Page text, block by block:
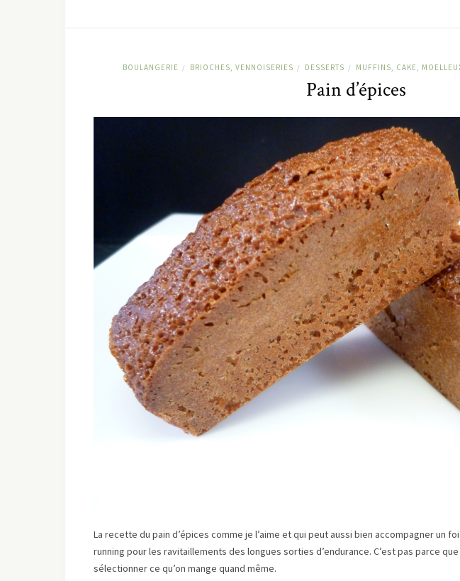
BOULANGERIE / BRIOCHES, VENNOISERIES / DESSERTS / MUFFINS, CAKE,
Pain d’épices
La recette du pain d’épices comme je l’aime et qui peut aussi bien accompagner un
running pour les ravitaillements des longues sorties d’endurance. C’est pas parce
sélectionner ce qu’on mange quand même.